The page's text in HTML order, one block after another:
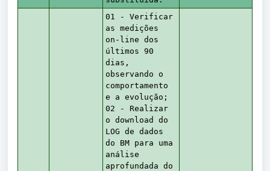
01 - Verificar
as medições
on-line dos
últimos 90
dias,
observando o
comportamento
e a evolução;
02 - Realizar
o download do
LOG de dados
do BM para uma
análise
aprofundada do